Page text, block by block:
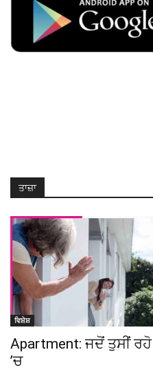
ਤਾਜ਼ਾ
ਵਿਸ਼ੇਸ਼
Apartment: ਜਦੋਂ ਤੁਸੀਂ
’ਚ